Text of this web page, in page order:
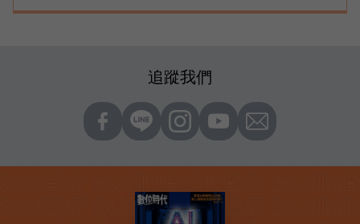
追蹤我們